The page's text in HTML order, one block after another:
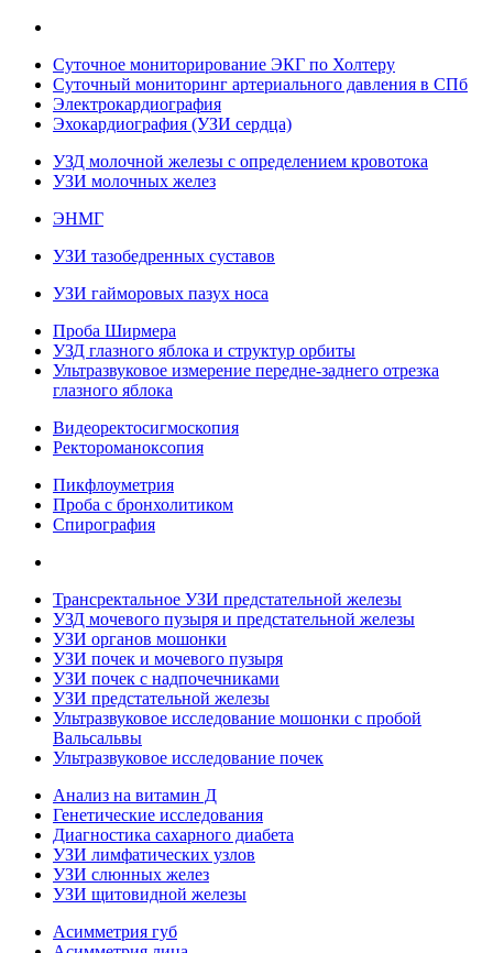
Суточное мониторирование ЭКГ по Холтеру
Суточный мониторинг артериального давления в СПб
Электрокардиография
Эхокардиография (УЗИ сердца)
УЗД молочной железы с определением кровотока
УЗИ молочных желез
ЭНМГ
УЗИ тазобедренных суставов
УЗИ гайморовых пазух носа
Проба Ширмера
УЗД глазного яблока и структур орбиты
Ультразвуковое измерение передне-заднего отрезка
глазного яблока
Видеоректосигмоскопия
Ректороманоксопия
Пикфлоуметрия
Проба с бронхолитиком
Спирография
Трансректальное УЗИ предстательной железы
УЗД мочевого пузыря и предстательной железы
УЗИ органов мошонки
УЗИ почек и мочевого пузыря
УЗИ почек с надпочечниками
УЗИ предстательной железы
Ультразвуковое исследование мошонки с пробой
Вальсальвы
Ультразвуковое исследование почек
Анализ на витамин Д
Генетические исследования
Диагностика сахарного диабета
УЗИ лимфатических узлов
УЗИ слюнных желез
УЗИ щитовидной железы
Асимметрия губ